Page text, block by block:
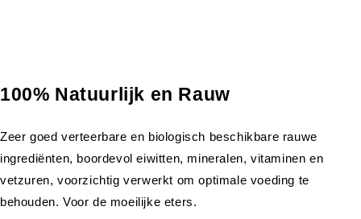
100% Natuurlijk en Rauw
Zeer goed verteerbare en biologisch beschikbare rauwe
ingrediënten, boordevol eiwitten, mineralen, vitaminen en
vetzuren, voorzichtig verwerkt om optimale voeding te
behouden. Voor de moeilijke eters.